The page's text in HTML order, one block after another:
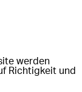
werden
Richtigkeit und